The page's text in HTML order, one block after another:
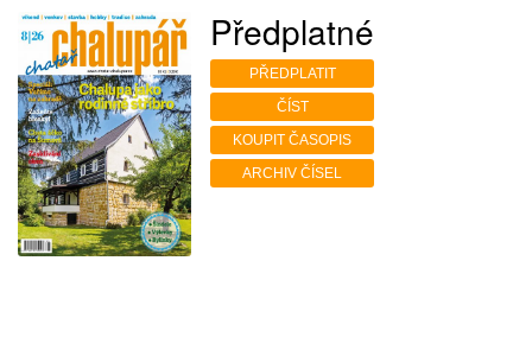
Předplatné
PŘEDPLATIT
ČÍST
KOUPIT ČASOPIS
ARCHIV ČÍSEL